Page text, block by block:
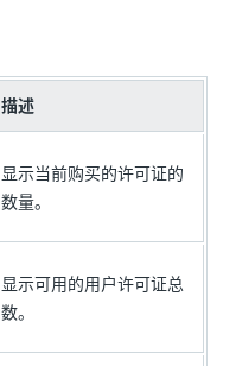
描述
显示当前购买的许可证的
数量。
显示可用的用户许可证总
数。